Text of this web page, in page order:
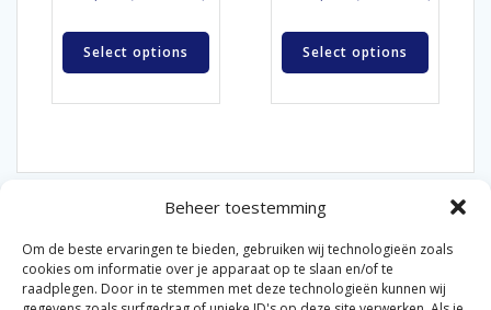
Beheer toestemming
Om de beste ervaringen te bieden, gebruiken wij technologieën zoals
cookies om informatie over je apparaat op te slaan en/of te
raadplegen. Door in te stemmen met deze technologieën kunnen wij
Select options Select options